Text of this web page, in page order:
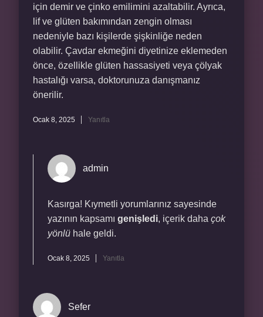
için demir ve çinko emilimini azaltabilir. Ayrıca,
lif ve glüten bakımından zengin olması
nedeniyle bazı kişilerde şişkinliğe neden
olabilir. Çavdar ekmeğini diyetinize eklemeden
önce, özellikle glüten hassasiyeti veya çölyak
hastalığı varsa, doktorunuza danışmanız
önerilir.
Ocak 8, 2025 Yanıtla
admin
Kasırga! Kıymetli yorumlarınız sayesinde
yazının kapsamı genişledi, içerik daha çok
yönlü hale geldi.
Ocak 8, 2025 Yanıtla
Sefer